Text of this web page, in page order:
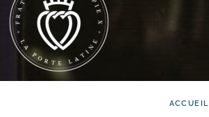
ACCUEIL